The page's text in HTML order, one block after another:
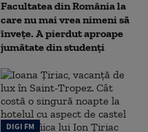
Facultatea din România la
care nu mai vrea nimeni să
înveţe. A pierdut aproape
jumătate din studenţi
DIGI FM